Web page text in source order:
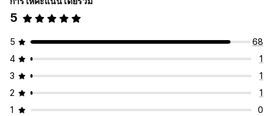
5
5
68
4
1
3
1
2
1
1
0